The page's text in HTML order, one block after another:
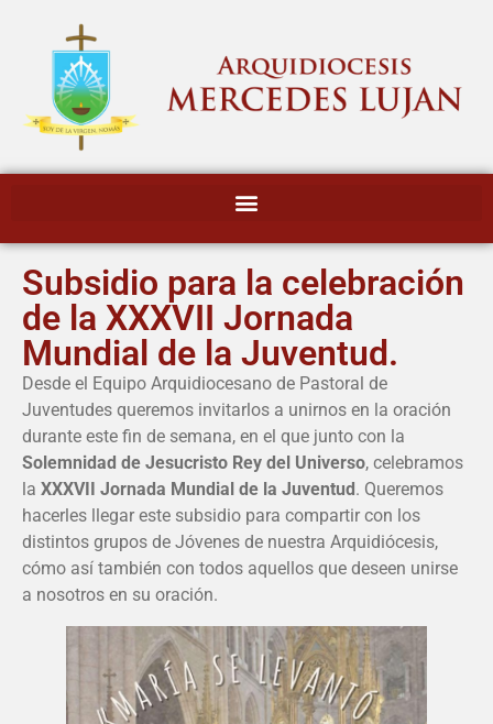
Subsidio para la celebración
de la XXXVII Jornada
Mundial de la Juventud.
Desde el Equipo Arquidiocesano de Pastoral de
Juventudes queremos invitarlos a unirnos en la oración
durante este fin de semana, en el que junto con la
Solemnidad de Jesucristo Rey del Universo, celebramos
la XXXVII Jornada Mundial de la Juventud. Queremos
hacerles llegar este subsidio para compartir con los
distintos grupos de Jóvenes de nuestra Arquidiócesis,
cómo así también con todos aquellos que deseen unirse
a nosotros en su oración.